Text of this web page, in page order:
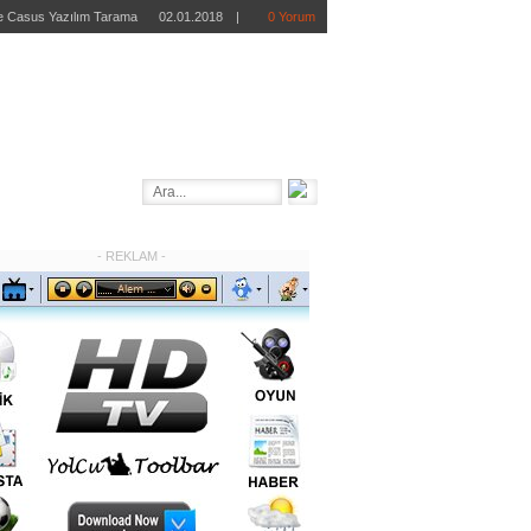
Yazılım Tarama 02.01.2018 | 0 Yorum
BİLGİ BANKASI
OTOMOTİV
- REKLAM -